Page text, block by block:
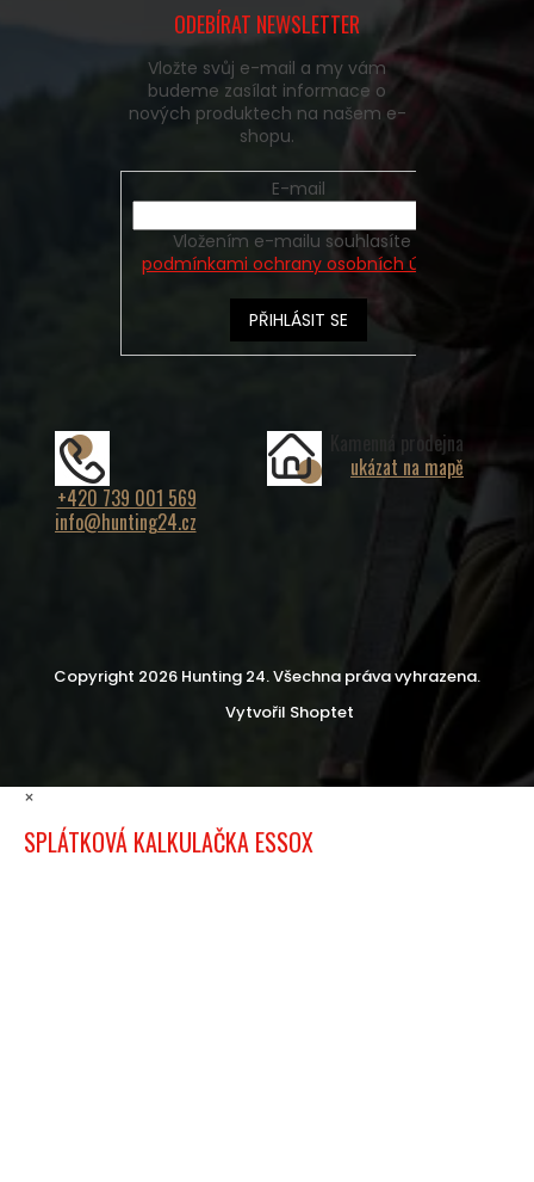
ODEBÍRAT NEWSLETTER
Vložte svůj e-mail a my vám
budeme zasílat informace o
nových produktech na našem e-
shopu.
E-mail
podmínkami ochrany osobních údajů
PŘIHLÁSIT SE
+420 739 001 569
info@hunting24.cz
Kamenná prodejna
ukázat na mapě
Vytvořil Shoptet
Copyright 2026 Hunting 24. Všechna práva vyhrazena.
×
SPLÁTKOVÁ KALKULAČKA ESSOX